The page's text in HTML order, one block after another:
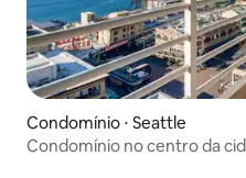
Condomínio ⋅ Seattle
Condomínio no centro da